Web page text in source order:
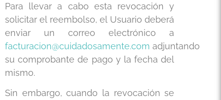
Para llevar a cabo esta revocación y
solicitar el reembolso, el Usuario deberá
enviar un correo electrónico a
facturacion@cuidadosamente.com adjuntando
su comprobante de pago y la fecha del
mismo.
Sin embargo, cuando la revocación se